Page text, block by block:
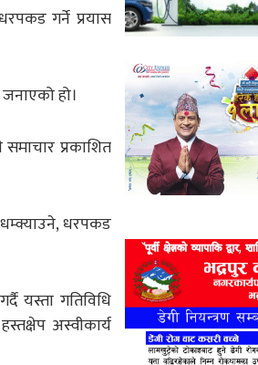
गर्ने प्रयास
जनाएको हो।
प्रकाशित
धम्क्याउने, धरपकड
यस्ता गतिविधि
अस्वीकार्य